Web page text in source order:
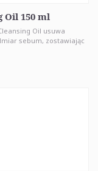
Oil 150 ml
Oil usuwa
sebum, zostawiając